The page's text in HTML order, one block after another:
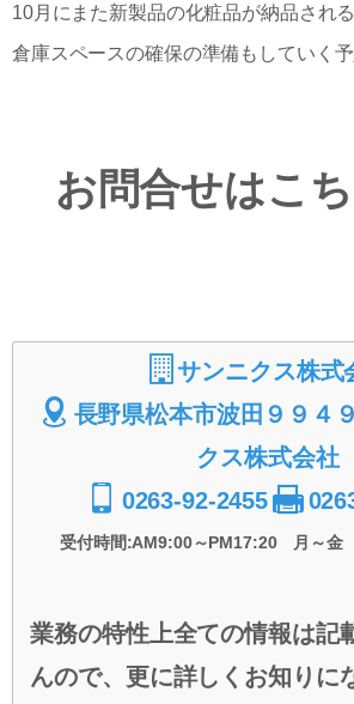
10月にまた新製品の化粧品が納品され
倉庫スペースの確保の準備もしていく予
お問合せはこ
サンニクス株式
長野県松本市波田９９４
クス株式会社
0263-92-2455
受付時間:AM9:00～PM17:20 月～金（
業務の特性上全ての情報は記
んので、更に詳しくお知りに